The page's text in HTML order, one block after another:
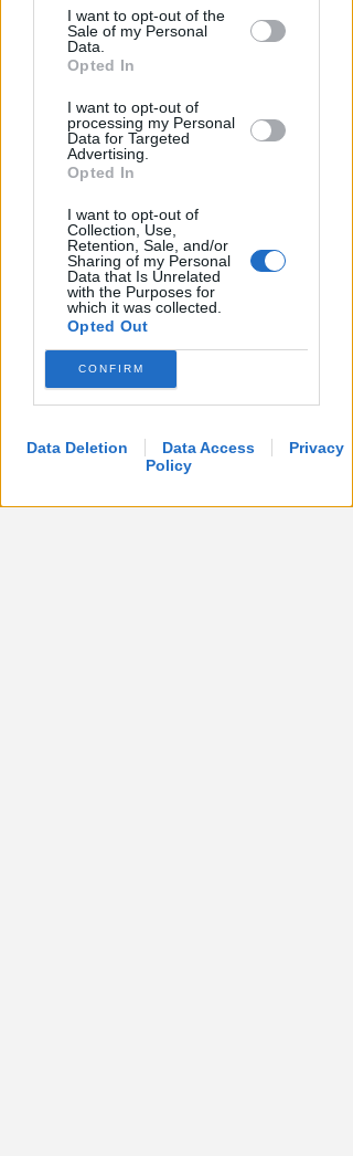
by us to third parties on the IAB’s List of
Downstream Participants that may
further disclose it to other third parties.
I want to opt-out of the
Sale of my Personal
Data.
Opted In
I want to opt-out of
processing my Personal
Data for Targeted
Advertising.
Opted In
I want to opt-out of
Collection, Use,
Retention, Sale, and/or
Sharing of my Personal
Data that Is Unrelated
with the Purposes for
which it was collected.
Opted Out
CONFIRM
Data Deletion Data Access
Privacy
Policy
TANA VINCE A JESI
Scatta il torneo nazionale Open
femminile del Tennis Club
Viserba
Icaro Sport